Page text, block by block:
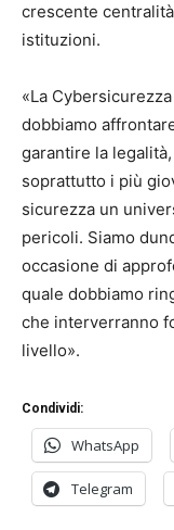
crescente
istituzioni.
«La
dobbiamo
garantire la
soprattutto i più
sicurezza un
pericoli. Siamo
occasione di
quale dobbiamo
che interverranno
livello».
Condividi:
WhatsApp
Telegram